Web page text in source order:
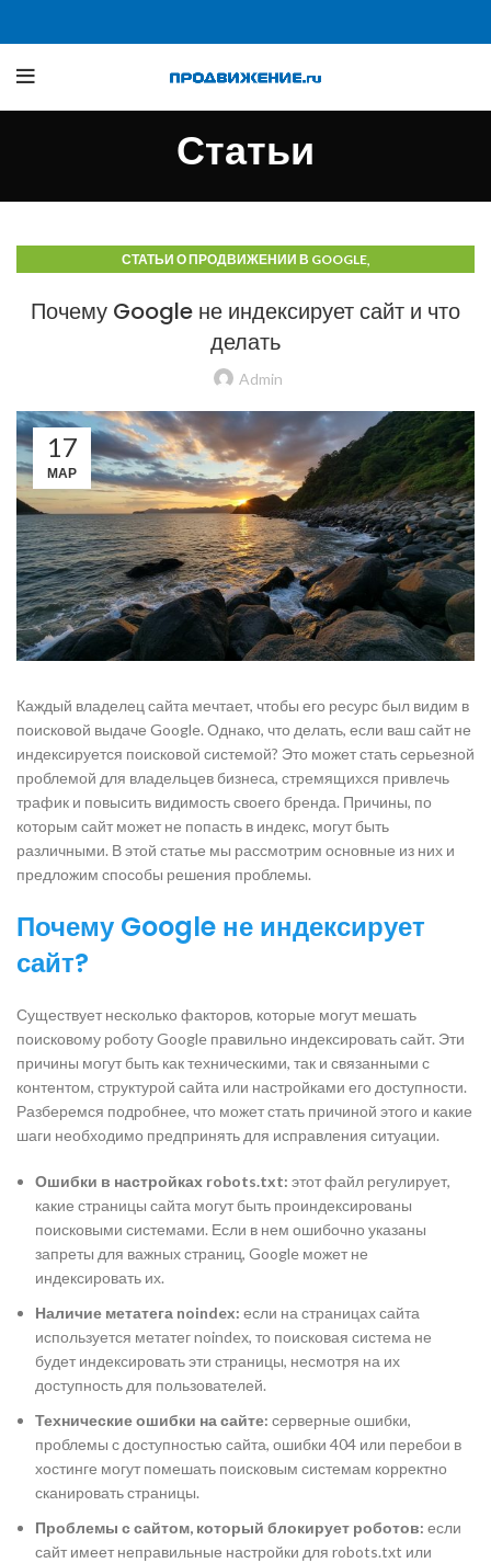
Статьи
СТАТЬИ О ПРОДВИЖЕНИИ В GOOGLE,
Почему Google не индексирует сайт и что
делать
Admin
17
МАР
Каждый владелец сайта мечтает, чтобы его ресурс был видим в
поисковой выдаче Google. Однако, что делать, если ваш сайт не
индексируется поисковой системой? Это может стать серьезной
проблемой для владельцев бизнеса, стремящихся привлечь
трафик и повысить видимость своего бренда. Причины, по
которым сайт может не попасть в индекс, могут быть
различными. В этой статье мы рассмотрим основные из них и
предложим способы решения проблемы.
Почему Google не индексирует
сайт?
Существует несколько факторов, которые могут мешать
поисковому роботу Google правильно индексировать сайт. Эти
причины могут быть как техническими, так и связанными с
контентом, структурой сайта или настройками его доступности.
Разберемся подробнее, что может стать причиной этого и какие
шаги необходимо предпринять для исправления ситуации.
Ошибки в настройках robots.txt: этот файл регулирует,
какие страницы сайта могут быть проиндексированы
поисковыми системами. Если в нем ошибочно указаны
запреты для важных страниц, Google может не
индексировать их.
Наличие метатега noindex: если на страницах сайта
используется метатег noindex, то поисковая система не
будет индексировать эти страницы, несмотря на их
доступность для пользователей.
Технические ошибки на сайте: серверные ошибки,
проблемы с доступностью сайта, ошибки 404 или перебои в
хостинге могут помешать поисковым системам корректно
сканировать страницы.
Проблемы с сайтом, который блокирует роботов: если
сайт имеет неправильные настройки для robots.txt или